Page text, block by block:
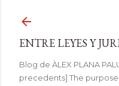
ENTRE LEYES Y
Blog de ÀLEX PLANA
precedents] The